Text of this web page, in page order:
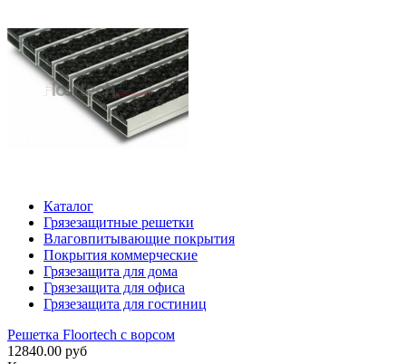
Каталог
Грязезащитные решетки
Влаговпитывающие покрытия
Покрытия коммерческие
Грязезащита для дома
Грязезащита для офиса
Грязезащита для гостиниц
Решетка Floortech с ворсом
12840.00 руб